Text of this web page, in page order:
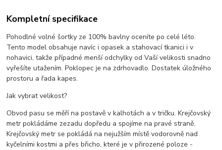
Kompletní specifikace
Pohodlné volné šortky ze 100% bavlny oceníte po celé léto.
Tento model obsahuje navíc i opasek a stahovací tkanici i v
nohavici, takže případné menší odchylky od Vaší velikosti snadno
vyřešíte utažením. Poklopec je na zdrhovadlo. Dostatek úložného
prostoru a řada kapes.
Jak vybrat velikost?
Obvod pasu se měří na postavě v kalhotách a v tričku. Krejčovský
metr pokládáme zezadu dopředu a spojíme na pravé straně.
Krejčovský metr se pokládá na nejužším místě vodorovně nad
kyčelními kostmi a přes břicho, které je v přirozené poloze -